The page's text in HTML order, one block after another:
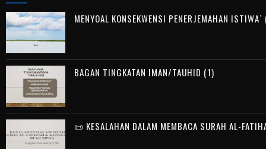
MENYOAL KONSEKWENSI PENERJEMAHAN
BAGAN TINGKATAN IMAN/TAUHID (1)
📜 KESALAHAN DALAM MEMBACA SURAH AL-